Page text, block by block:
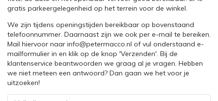
gratis parkeergelegenheid op het terrein voor de winkel.
We zijn tijdens openingstijden bereikbaar op bovenstaand
telefoonnummer. Daarnaast zijn we ook per e-mail te bereiken.
Mail hiervoor naar info@petermacco.nl of vul onderstaand e-
mailformulier in en klik op de knop 'Verzenden'. Bij de
klantenservice beantwoorden we graag al je vragen. Hebben
we niet meteen een antwoord? Dan gaan we het voor je
uitzoeken!